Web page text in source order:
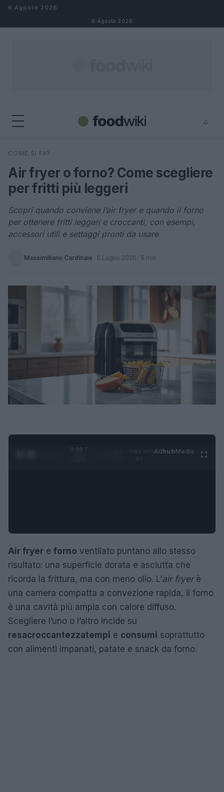
Salta al contenuto
6 Agosto 2026
6 Agosto 2026
⌕
Cerca
COME SI FA?
Air fryer o forno? Come scegliere
per fritti più leggeri
Scopri quando conviene l’air fryer e quando il forno
per ottenere fritti leggeri e croccanti, con esempi,
accessori utili e settaggi pronti da usare
Massimiliano Cardinale · 5 Luglio 2026 · 5 min
0:28 /
AdhubMedia
Air fryer e forno ventilato puntano allo stesso
risultato: una superficie dorata e asciutta che
ricorda la frittura, ma con meno olio. L’air fryerè
una camera compatta a convezione rapida, il forno
è una cavità più ampia con calore diffuso.
Scegliere l’uno o l’altro incide su
resacroccantezzatempi e consumi soprattutto
con alimenti impanati, patate e snack da forno.